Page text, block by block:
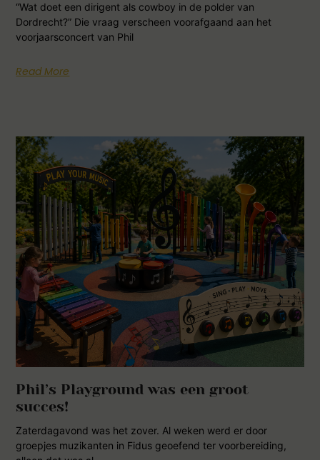
“Wat doet een dirigent als cowboy in de polder van
Dordrecht?” Die vraag verscheen voorafgaand aan het
voorjaarsconcert van Phil
Read More
Phil’s Playground was een groot
succes!
Zaterdagavond was het zover. Al weken werd er door
groepjes muzikanten in Fidus geoefend ter voorbereiding,